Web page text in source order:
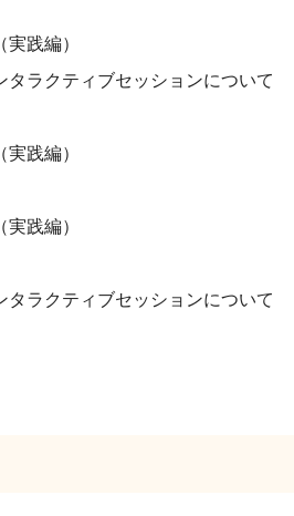
践編）
タラクティブセッションについて
践編）
践編）
タラクティブセッションについて